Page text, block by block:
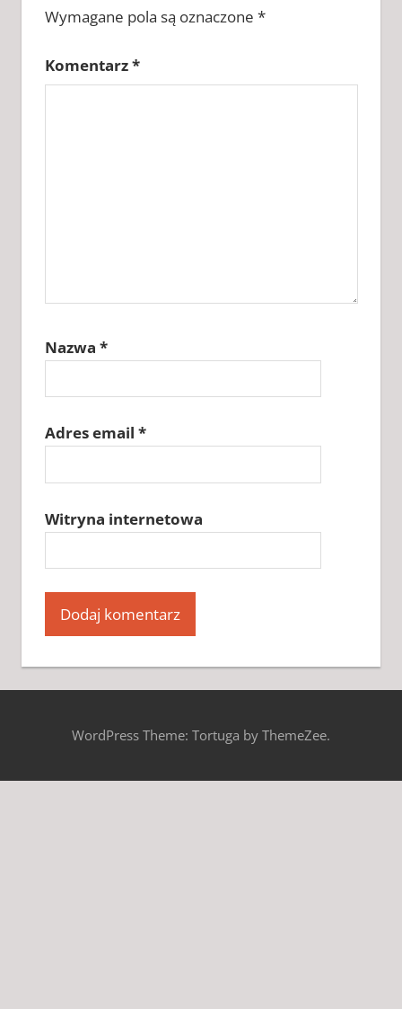
Wymagane pola są oznaczone *
Komentarz*
Nazwa *
Adres email *
Witryna internetowa
WordPress Theme: Tortuga by ThemeZee.